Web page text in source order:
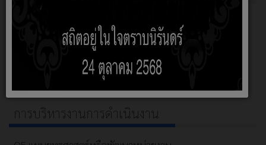
อำนาจหน้าที่
O2 ข้อมูลผู้บริหาร
O3 ข้อมูลการติดต่อและช่องทางการสอบถาม
O4 ข่าวประชาสัมพันธ์
Q&A Webbroad
การบริหารงานการดำเนินงาน